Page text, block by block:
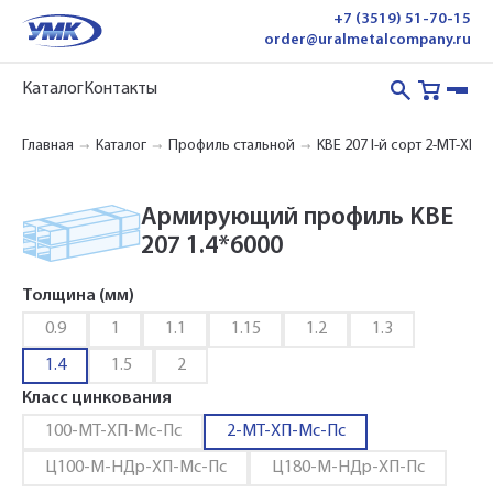
+7 (3519) 51-70-15
order@uralmetalcompany.ru
КаталогКонтакты
Главная Каталог Профиль стальной KBE 207 I-й сорт 2-МТ-ХП-
Армирующий профиль KBE
207 1.4*6000
Толщина (мм)
0.9
1 1.1 1.15 1.2 1.3
1.4 1.5
2
Класс цинкования
100-МТ-ХП-Мс-Пс
2-МТ-ХП-Мс-Пс
Ц100-М-НДр-ХП-Мс-Пс
Ц180-М-НДр-ХП-Пс